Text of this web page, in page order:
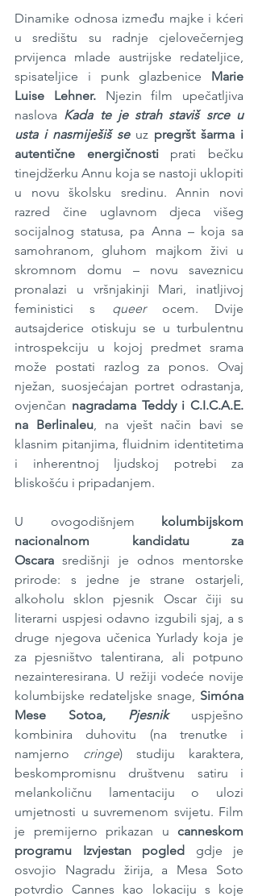
Dinamike odnosa između majke i kćeri
u središtu su radnje cjelovečernjeg
prvijenca mlade austrijske redateljice,
spisateljice i punk glazbenice Marie
Luise Lehner. Njezin film upečatljiva
naslova Kada te je strah staviš srce u
usta i nasmiješiš se uz pregršt šarma i
autentične energičnosti prati bečku
tinejdžerku Annu koja se nastoji uklopiti
u novu školsku sredinu. Annin novi
razred čine uglavnom djeca višeg
socijalnog statusa, pa Anna – koja sa
samohranom, gluhom majkom živi u
skromnom domu – novu saveznicu
pronalazi u vršnjakinji Mari, inatljivoj
feministici s queer ocem. Dvije
autsajderice otiskuju se u turbulentnu
introspekciju u kojoj predmet srama
može postati razlog za ponos. Ovaj
nježan, suosjećajan portret odrastanja,
ovjenčan nagradama Teddy i C.I.C.A.E.
na Berlinaleu , na vješt način bavi se
klasnim pitanjima, fluidnim identitetima
i inherentnoj ljudskoj potrebi za
bliskošću i pripadanjem.
U ovogodišnjem kolumbijskom
nacionalnom kandidatu za
Oscara središnji je odnos mentorske
prirode: s jedne je strane ostarjeli,
alkoholu sklon pjesnik Oscar čiji su
literarni uspjesi odavno izgubili sjaj, a s
druge njegova učenica Yurlady koja je
za pjesništvo talentirana, ali potpuno
nezainteresirana. U režiji vodeće novije
kolumbijske redateljske snage, Simóna
Mese Sotoa, Pjesnik uspješno
kombinira duhovitu (na trenutke i
namjerno cringe) studiju karaktera,
beskompromisnu društvenu satiru i
melankoličnu lamentaciju o ulozi
umjetnosti u suvremenom svijetu. Film
je premijerno prikazan u canneskom
programu Izvjestan pogled gdje je
osvojio Nagradu žirija, a Mesa Soto
potvrdio Cannes kao lokaciju s koje